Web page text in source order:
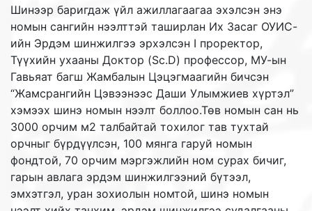
Шинээр баригдаж үйл ажиллагаагаа эхэлсэн энэ
номын сангийн нээлттэй таширлан Их Засаг ОУИС-
ийн Эрдэм шинжилгээ эрхэлсэн I проректор,
Түүхийн ухааны Доктор (Sc.D) профессор, МУ-ын
Гавьяат багш Жамбалын Цэцэгмаагийн бичсэн
“Жамсрангийн Цэвээнээс Даши Улымжиев хүртэл”
хэмээх шинэ номын нээлт боллоо.Төв номын сан нь
3000 орчим м2 талбайтай тохилог тав тухтай
орчныг бүрдүүлсэн, 100 мянга гаруй номын
фондтой, 70 орчим мэргэжлийн ном сурах бичиг,
гарын авлага эрдэм шинжилгээний бүтээл,
эмхэтгэл, уран зохиолын номтой, шинэ номын